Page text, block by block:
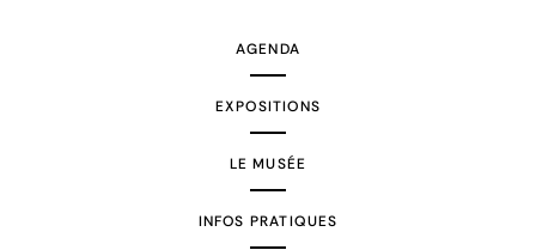
AGENDA
EXPOSITIONS
LE MUSÉE
INFOS PRATIQUES